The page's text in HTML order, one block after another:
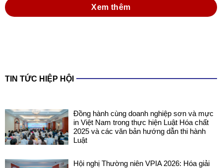
Xem thêm
TIN TỨC HIỆP HỘI
Đồng hành cùng doanh nghiệp sơn và mực
in Việt Nam trong thực hiện Luật Hóa chất
2025 và các văn bản hướng dẫn thi hành
Luật
Hội nghị Thường niên VPIA 2026: Hóa giải